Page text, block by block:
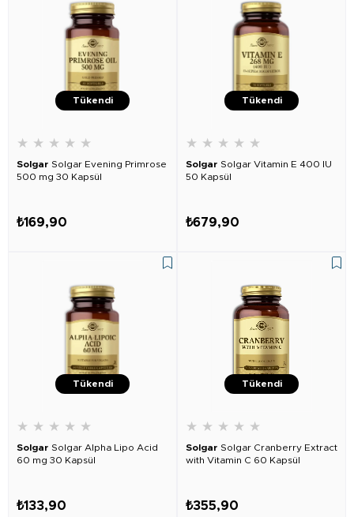
Tükendi
★ ★ ★ ★ ★
Solgar Solgar Evening Primrose
500 mg 30 Kapsül
₺169,90
Tükendi
★ ★ ★ ★ ★
Solgar Solgar Vitamin E 400 IU
50 Kapsül
₺679,90
Tükendi
★ ★ ★ ★ ★
Solgar Solgar Alpha Lipo Acid
60 mg 30 Kapsül
₺133,90
Tükendi
★ ★ ★ ★ ★
Solgar Solgar Cranberry Extract
with Vitamin C 60 Kapsül
₺355,90